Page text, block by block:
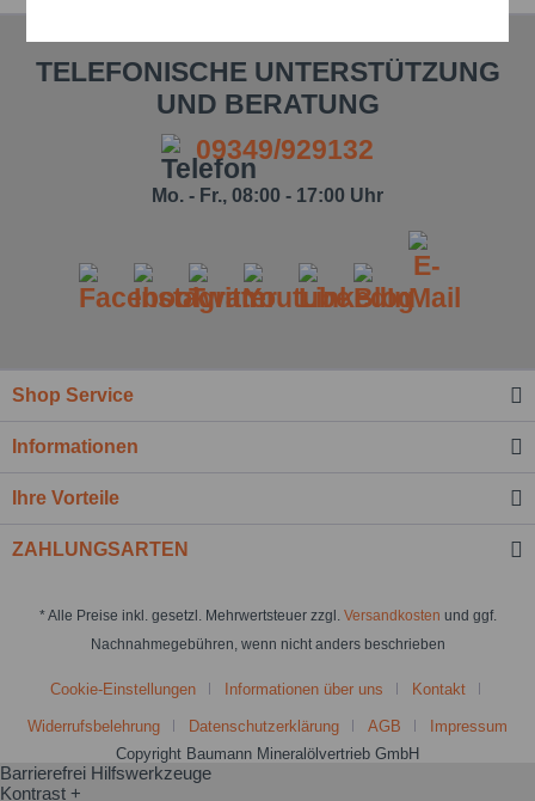
TELEFONISCHE UNTERSTÜTZUNG
UND BERATUNG
09349/929132
Mo. - Fr., 08:00 - 17:00 Uhr
Shop Service
Informationen
Ihre Vorteile
ZAHLUNGSARTEN
* Alle Preise inkl. gesetzl. Mehrwertsteuer zzgl. Versandkosten und ggf.
Nachnahmegebühren, wenn nicht anders beschrieben
Cookie-Einstellungen Informationen über uns Kontakt
Widerrufsbelehrung Datenschutzerklärung AGB
Impressum
Copyright Baumann Mineralölvertrieb GmbH
Einstellungen speichern
Barrierefrei Hilfswerkzeuge
Kontrast +